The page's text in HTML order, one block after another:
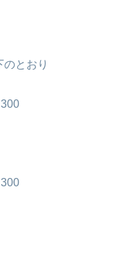
とおり